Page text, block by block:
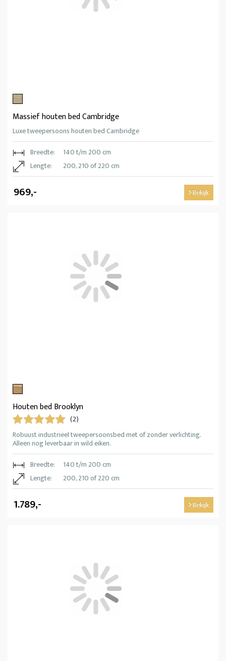
Massief houten bed Cambridge
Luxe tweepersoons houten bed Cambridge
Breedte:
140 t/m 200 cm
Lengte:
200, 210 of 220 cm
969,- Bekijk
Houten bed Brooklyn
(2)
Robuust industrieel tweepersoonsbed met of zonder verlichting.
Alleen nog leverbaar in wild eiken.
Breedte:
140 t/m 200 cm
Lengte:
200, 210 of 220 cm
1.789,- Bekijk